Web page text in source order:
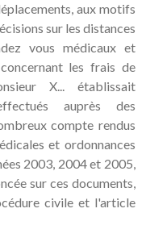
aux motifs
sur les distances
vous médicaux et
les frais de
X... établissait
auprès des
compte rendus
et ordonnances
2003, 2004 et 2005,
sur ces documents,
civile et l'article